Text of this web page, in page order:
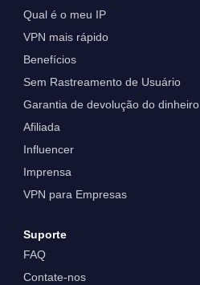
Qual é o meu IP
VPN mais rápido
Benefícios
Sem Rastreamento de Usuário
Garantia de devolução do dinheiro
Afiliada
Influencer
Imprensa
VPN para Empresas
Suporte
FAQ
Contate-nos